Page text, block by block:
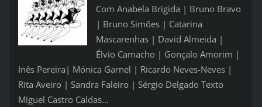
Com Anabela Brígida | Bruno Bravo
| Bruno Simões | Catarina
Mascarenhas | David Almeida |
Élvio Camacho | Gonçalo Amorim |
Inês Pereira| Mónica Garnel | Ricardo Neves-Neves |
Rita Aveiro | Sandra Faleiro | Sérgio Delgado Texto
Miguel Castro Caldas...